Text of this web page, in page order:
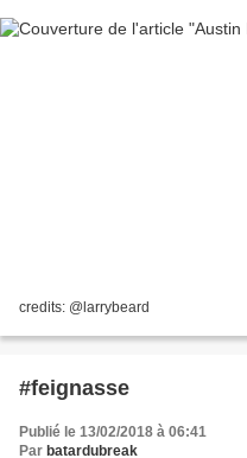
credits: @larrybeard
#feignasse
Publié le 13/02/2018 à 06:41
Par batardubreak